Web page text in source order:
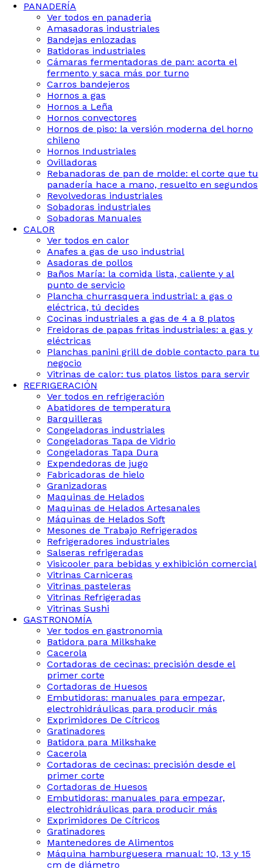
PANADERÍA
Ver todos en panaderia
Amasadoras industriales
Bandejas enlozadas
Batidoras industriales
Cámaras fermentadoras de pan: acorta el
fermento y saca más por turno
Carros bandejeros
Hornos a gas
Hornos a Leña
Hornos convectores
Hornos de piso: la versión moderna del horno
chileno
Hornos Industriales
Ovilladoras
Rebanadoras de pan de molde: el corte que tu
panadería hace a mano, resuelto en segundos
Revolvedoras industriales
Sobadoras industriales
Sobadoras Manuales
CALOR
Ver todos en calor
Anafes a gas de uso industrial
Asadoras de pollos
Baños María: la comida lista, caliente y al
punto de servicio
Plancha churrasquera industrial: a gas o
eléctrica, tú decides
Cocinas industriales a gas de 4 a 8 platos
Freidoras de papas fritas industriales: a gas y
eléctricas
Planchas panini grill de doble contacto para tu
negocio
Vitrinas de calor: tus platos listos para servir
REFRIGERACIÓN
Ver todos en refrigeración
Abatidores de temperatura
Barquilleras
Congeladoras industriales
Congeladoras Tapa de Vidrio
Congeladoras Tapa Dura
Expendedoras de jugo
Fabricadoras de hielo
Granizadoras
Maquinas de Helados
Maquinas de Helados Artesanales
Máquinas de Helados Soft
Mesones de Trabajo Refrigerados
Refrigeradores industriales
Salseras refrigeradas
Visicooler para bebidas y exhibición comercial
Vitrinas Carniceras
Vitrinas pasteleras
Vitrinas Refrigeradas
Vitrinas Sushi
GASTRONOMÍA
Ver todos en gastronomia
Batidora para Milkshake
Cacerola
Cortadoras de cecinas: precisión desde el
primer corte
Cortadoras de Huesos
Embutidoras: manuales para empezar,
electrohidráulicas para producir más
Exprimidores De Cítricos
Gratinadores
Batidora para Milkshake
Cacerola
Cortadoras de cecinas: precisión desde el
primer corte
Cortadoras de Huesos
Embutidoras: manuales para empezar,
electrohidráulicas para producir más
Exprimidores De Cítricos
Gratinadores
Mantenedores de Alimentos
Máquina hamburguesera manual: 10, 13 y 15
cm de diámetro